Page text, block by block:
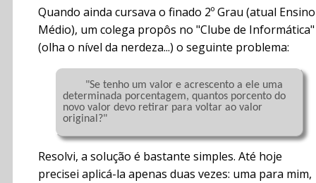
Quando ainda cursava o finado 2º Grau (atual Ensino
Médio), um colega propôs no "Clube de Informática"
(olha o nível da nerdeza...) o seguinte problema:
determinada porcentagem, quantos porcento do
novo valor devo retirar para voltar ao valor
original?"
Resolvi, a solução é bastante simples. Até hoje
precisei aplicá-la apenas duas vezes: uma para mim,